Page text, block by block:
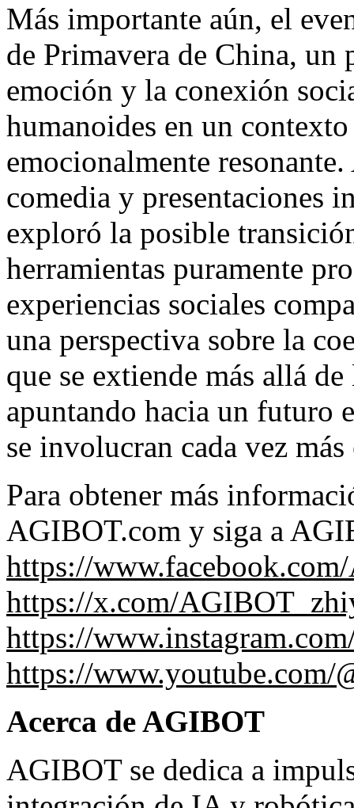
Más importante aún, el
de Primavera de China,
emoción y la conexión
humanoides en un
emocionalmente
comedia y presentaciones
exploró la posible
herramientas puramente
experiencias sociales
una perspectiva sobre la
que se extiende más allá
apuntando hacia un futuro
se involucran cada vez
Para obtener más
AGIBOT.com y siga a
https://
https://x.com/
https://
https://www.youtube.com/
Acerca de AGIBOT
AGIBOT se dedica a